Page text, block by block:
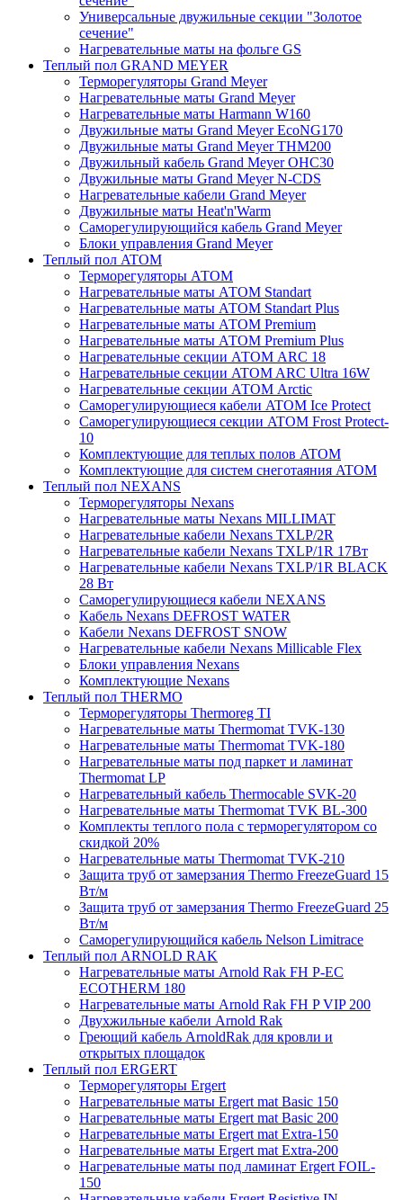
Универсальные двужильные секции "Золотое
сечение"
Нагревательные маты на фольге GS
Теплый пол GRAND MEYER
Терморегуляторы Grand Meyer
Нагревательные маты Grand Meyer
Нагревательные маты Harmann W160
Двужильные маты Grand Meyer EcoNG170
Двужильные маты Grand Meyer THM200
Двужильный кабель Grand Meyer OHC30
Двужильные маты Grand Meyer N-CDS
Нагревательные кабели Grand Meyer
Двужильные маты Heat'n'Warm
Саморегулирующийся кабель Grand Meyer
Блоки управления Grand Meyer
Теплый пол ATOM
Терморегуляторы АТОМ
Нагревательные маты АТОМ Standart
Нагревательные маты АТОМ Standart Plus
Нагревательные маты АТОМ Premium
Нагревательные маты АТОМ Premium Plus
Нагревательные секции АТОМ ARC 18
Нагревательные секции ATOM ARC Ultra 16W
Нагревательные секции АТОМ Arctic
Саморегулирующиеся кабели ATOM Ice Protect
Саморегулирующиеся секции ATOM Frost Protect-
10
Комплектующие для теплых полов ATOM
Комплектующие для систем снеготаяния ATOM
Теплый пол NEXANS
Терморегуляторы Nexans
Нагревательные маты Nexans MILLIMAT
Нагревательные кабели Nexans TXLP/2R
Нагревательные кабели Nexans TXLP/1R 17Вт
Нагревательные кабели Nexans TXLP/1R BLACK
28 Вт
Саморегулирующиеся кабели NEXANS
Кабель Nexans DEFROST WATER
Кабели Nexans DEFROST SNOW
Нагревательные кабели Nexans Millicable Flex
Блоки управления Nexans
Комплектующие Nexans
Теплый пол THERMO
Терморегуляторы Thermoreg TI
Нагревательные маты Thermomat TVK-130
Нагревательные маты Thermomat TVK-180
Нагревательные маты под паркет и ламинат
Thermomat LP
Нагревательный кабель Thermocable SVK-20
Нагревательные маты Thermomat TVK BL-300
Комплекты теплого пола с терморегулятором со
скидкой 20%
Нагревательные маты Thermomat TVK-210
Защита труб от замерзания Thermo FreezeGuard 15
Вт/м
Защита труб от замерзания Thermo FreezeGuard 25
Вт/м
Саморегулирующийся кабель Nelson Limitrace
Теплый пол ARNOLD RAK
Нагревательные маты Arnold Rak FH P-EC
ECOTHERM 180
Нагревательные маты Arnold Rak FH P VIP 200
Двухжильные кабели Arnold Rak
Греющий кабель ArnoldRak для кровли и
открытых площадок
Теплый пол ERGERT
Терморегуляторы Ergert
Нагревательные маты Ergert mat Basic 150
Нагревательные маты Ergert mat Basic 200
Нагревательные маты Ergert mat Extra-150
Нагревательные маты Ergert mat Extra-200
Нагревательные маты под ламинат Ergert FOIL-
150